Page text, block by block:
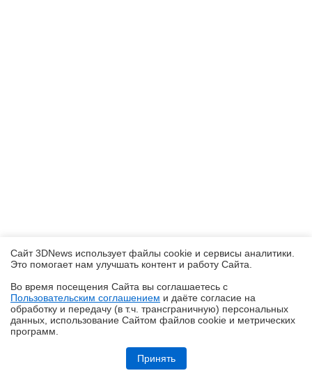
Обзор робота-уборщика Midea VCR V15 MAX ULTRA: не разменивайся
на мелочи (но не переплачивай)
Сайт 3DNews использует файлы cookie и сервисы аналитики.
Это помогает нам улучшать контент и работу Cайта.
Во время посещения Cайта вы соглашаетесь с
Пользовательским соглашением и даёте согласие на
обработку и передачу (в т.ч. трансграничную) персональных
данных, использование Cайтом файлов cookie и метрических
программ.
Принять